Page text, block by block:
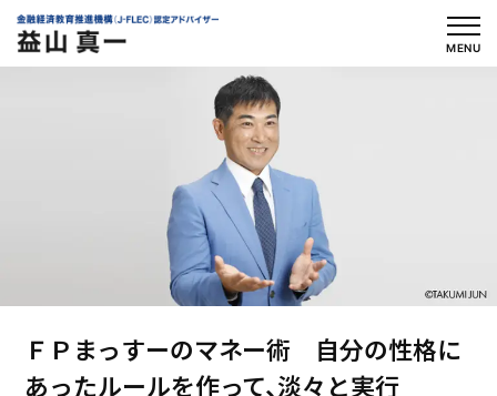
を
MENU
ＦＰまっすーのマネー術 自分の性格に
あったルールを作って、淡々と実行